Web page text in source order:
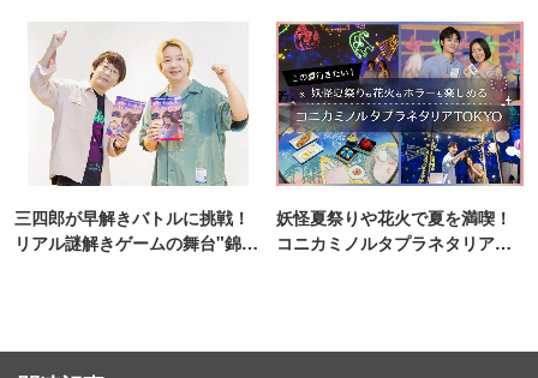
三四郎が早解きバトルに挑戦！
リアル謎解きゲームの舞台"錦糸
妖怪夏祭りや花火で夏を満喫！
コニカミノルタプラネタリア